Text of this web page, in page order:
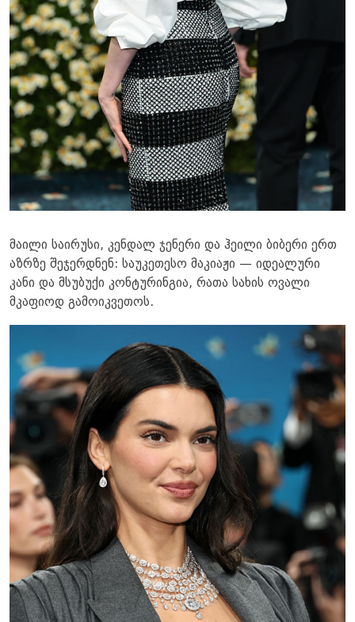
მაილი საირუსი, კენდალ ჯენერი და ჰეილი ბიბერი ერთ
აზრზე შეჯერდნენ: საუკეთესო მაკიაჟი — იდეალური
კანი და მსუბუქი კონტურინგია, რათა სახის ოვალი
მკაფიოდ გამოიკვეთოს.